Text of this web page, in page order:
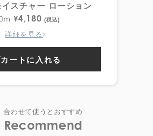
スチャー ローション
¥4,180 (税込)
詳細を見る
カートに入れる
合わせて使うとおすすめ
Recommend